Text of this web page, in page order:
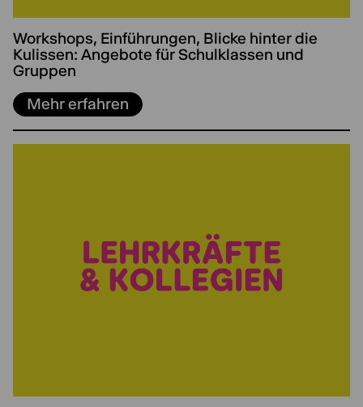
Workshops, Einführungen, Blicke hinter die
Kulissen: Angebote für Schulklassen und
Gruppen
Mehr erfahren